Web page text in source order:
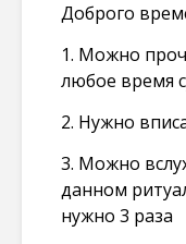
Доброго
1. Можно
любое время
2. Нужно
3. Можно
данном
нужно 3 раза